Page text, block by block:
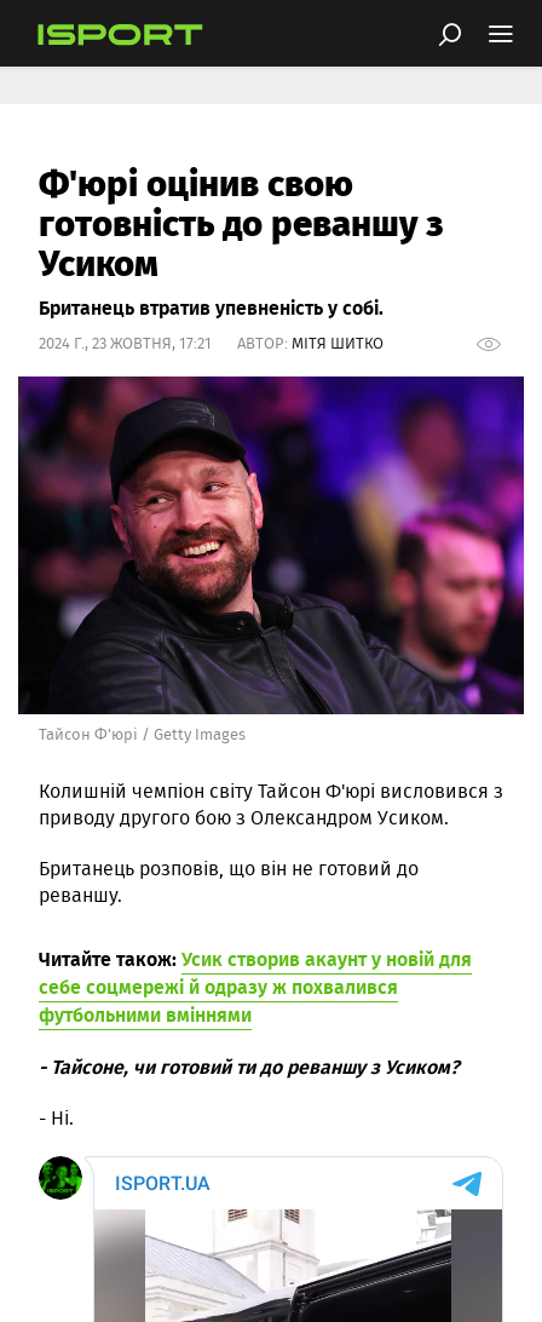
Ф'юрі оцінив свою
готовність до реваншу з
Усиком
Британець втратив упевненість у собі.
2024 Г., 23 ЖОВТНЯ, 17:21 АВТОР: МІТЯ ШИТКО
Тайсон Ф'юрі / Getty Images
Колишній чемпіон світу Тайсон Ф'юрі висловився з
приводу другого бою з Олександром Усиком.
Британець розповів, що він не готовий до
реваншу.
Читайте також:Усик створив акаунт у новій для
себе соцмережі й одразу ж похвалився
футбольними вміннями
- Тайсоне, чи готовий ти до реваншу з Усиком?
- Ні.